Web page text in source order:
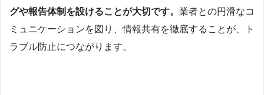
グや報告体制を設けることが大切です。 業者との円滑なコ
ミュニケーションを図り、情報共有を徹底することが、ト
ラブル防止につながります。